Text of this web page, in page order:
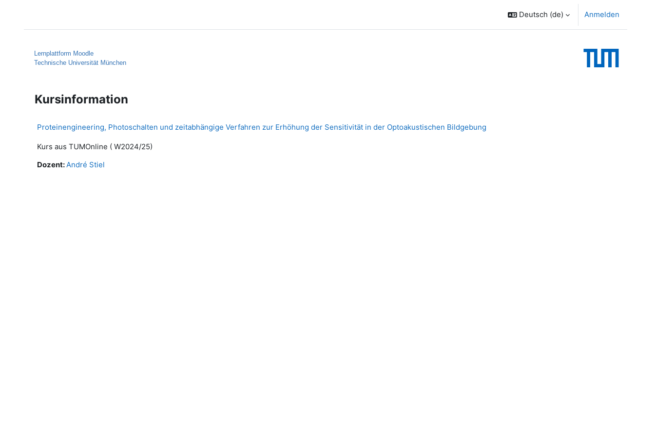
Deutsch ‎(de)‎ Anmelden
Lernplattform Moodle
Technische Universität München
Kursinformation
Proteinengineering, Photoschalten und zeitabhängige Verfahren zur Erhöhung der Sensitivität in der Optoakustischen Bildgebung
Kurs aus TUMOnline ( W2024/25)
Dozent:André Stiel